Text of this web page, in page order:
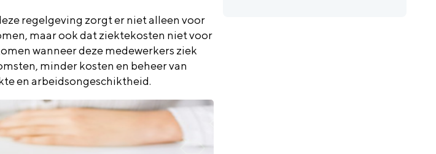
regelgeving zorgt er niet alleen voor
maar ook dat ziektekosten niet voor
wanneerdeze medewerkers ziek
minder kosten en beheervan
en arbeidsongeschiktheid.